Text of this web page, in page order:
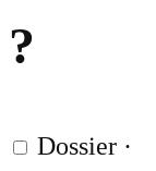
?
Dossier ·